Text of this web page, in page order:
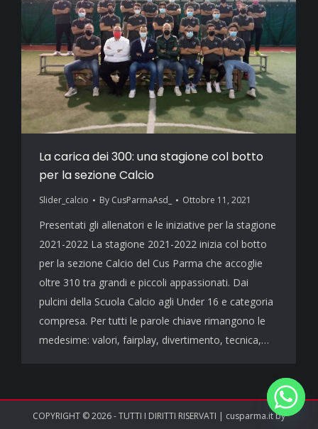
La carica dei 300: una stagione col botto
per la sezione Calcio
Slider_calcio By CusParmaAsd_ Ottobre 11, 2021
Presentati gli allenatori e le iniziative per la stagione
2021-2022 La stagione 2021-2022 inizia col botto
per la sezione Calcio del Cus Parma che accoglie
oltre 310 tra grandi e piccoli appassionati. Dai
pulcini della Scuola Calcio agli Under 16 e categoria
compresa. Per tutti le parole chiave rimangono le
medesime: valori, fairplay, divertimento, tecnica,…
COPYRIGHT © 2026 - TUTTI I DIRITTI RISERVATI | cusparma.it by